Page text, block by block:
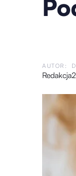
AUTOR:
Redakcja